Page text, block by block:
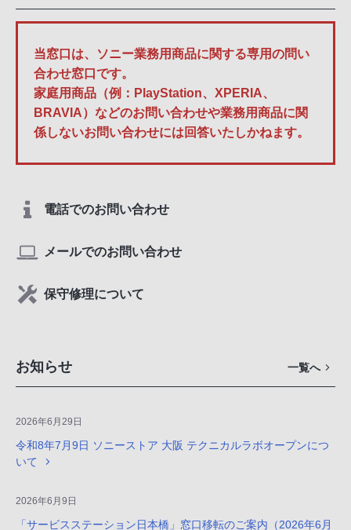
当窓口は、ソニー業務用商品に関する専用の問い
合わせ窓口です。
家庭用商品（例：PlayStation、XPERIA、
BRAVIA）などのお問い合わせや業務用商品に関
係しないお問い合わせには回答いたしかねます。
電話でのお問い合わせ
メールでのお問い合わせ
保守修理について
お知らせ 一覧へ
2026年6月29日
令和8年7月9日 ソニーストア 大阪 テクニカルラボオープンにつ
いて
2026年6月9日
「サービスステーション日本橋」窓口移転のご案内（2026年6月